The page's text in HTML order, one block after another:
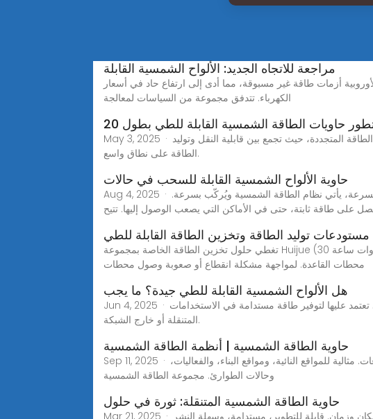
مراجعة للاتجاه الجديد: الألواح الشمسية القابلة
أزمات طاقة غير مسبوقة، مما أدى إلى ارتفاع حاد في أسعار
الكهرباء. تتدفق مجموعة من السياسات لمعالجة
حاويات الطاقة الشمسية القابلة للطي بطول 20
May 3, 2025 · تمثل حاوية الطاقة الشمسية الكهروضوئية القابلة للطي بطول 20 قدمًا قفزة تكنولوجية إلى الأمام في تكنولوجيا الطاقة المتجددة، حيث تجمع بين قابلية النقل وتوليد
الطاقة على نطاق واسع.
حاوية الألواح الشمسية القابلة للسحب في حالات
Aug 4, 2025 · يمكنك أن ترى كيف تُساعد حاوية الألواح الشمسية القابلة للسحب في الإغاثة من الكوارث. عندما تحتاج إلى طاقة بسرعة، يأتي نظام الطاقة الشمسية ويُركّب بسرعة.
على طاقة ثابتة، حتى في الأماكن التي يصعب الوصول إليها. تتيح
مستودعات توليد الطاقة وتخزين الطاقة القابلة للطي
تغطي حلول تخزين الطاقة الخاصة بمجموعة Huijue (30 كيلووات ساعة إلى 30 ميجاوات ساعة) إدارة التكاليف، والطاقة الاحتياطية، والشبكات الصغيرة. مزود متقدم لتخزين طاقة
محطات القاعدة. لمواجهة مشكلة انقطاع أو صعوبة وصول محطات
هل الألواح الشمسية القابلة للطي جيدة؟ ما يجب
Jun 4, 2025 · هل الألواح الشمسية القابلة للطي عملية؟ خاصةً عند دمجها في حاويات الطاقة الشمسية القابلة للطي، والتي تعتمد عليها لتوفير طاقة مستدامة في الاستخدامات
المتنقلة أو خارج الشبكة.
حاوية الطاقة الشمسية | أنظمة الطاقة الشمسية
Sep 11, 2025 · محطة الطاقة الشمسية المتنقلة حاويات مُجمّعة مسبقًا مع لوحة شمسية قابلة للطي. تُزوّد بالطاقة في غضون ساعات. مثالية للمواقع النائية، ومواقع البناء، والفعاليات،
وحالات الطوارئ. مجموعة الطاقة الشمسية
حاوية الطاقة الشمسية المتنقلة: ثورة في حلول